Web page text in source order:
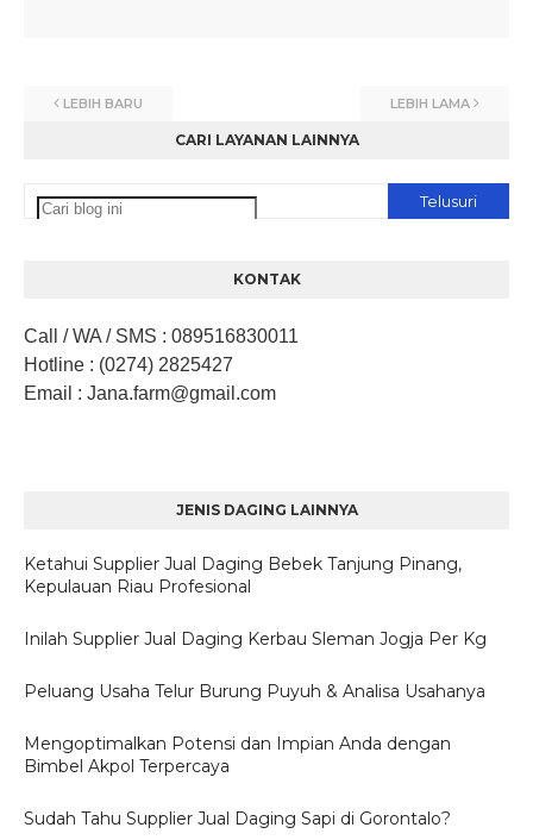
LEBIH BARU LEBIH LAMA
CARI LAYANAN LAINNYA
KONTAK
Call / WA / SMS : 089516830011
Hotline : (0274) 2825427
Email : Jana.farm@gmail.com
JENIS DAGING LAINNYA
Ketahui Supplier Jual Daging Bebek Tanjung Pinang,
Kepulauan Riau Profesional
Inilah Supplier Jual Daging Kerbau Sleman Jogja Per Kg
Peluang Usaha Telur Burung Puyuh & Analisa Usahanya
Mengoptimalkan Potensi dan Impian Anda dengan
Bimbel Akpol Terpercaya
Sudah Tahu Supplier Jual Daging Sapi di Gorontalo?